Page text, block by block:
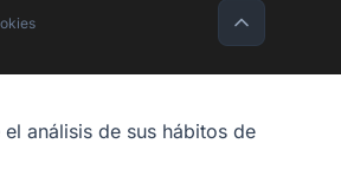
análisis de sus hábitos de